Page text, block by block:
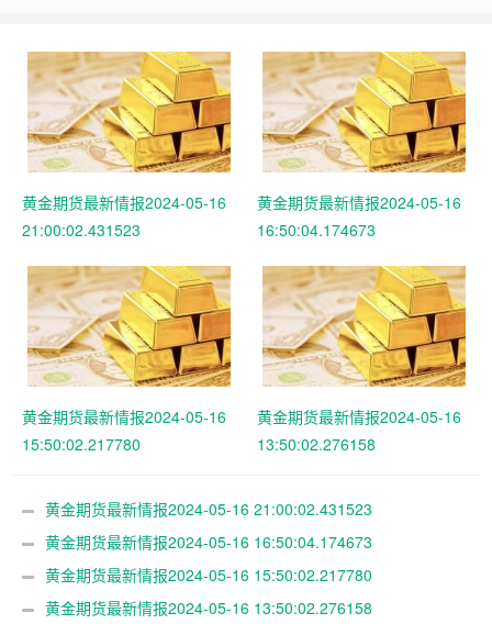
黄金期货最新情报2024-05-16
21:00:02.431523
黄金期货最新情报2024-05-16
16:50:04.174673
黄金期货最新情报2024-05-16
15:50:02.217780
黄金期货最新情报2024-05-16
13:50:02.276158
黄金期货最新情报2024-05-16 21:00:02.431523
黄金期货最新情报2024-05-16 16:50:04.174673
黄金期货最新情报2024-05-16 15:50:02.217780
黄金期货最新情报2024-05-16 13:50:02.276158